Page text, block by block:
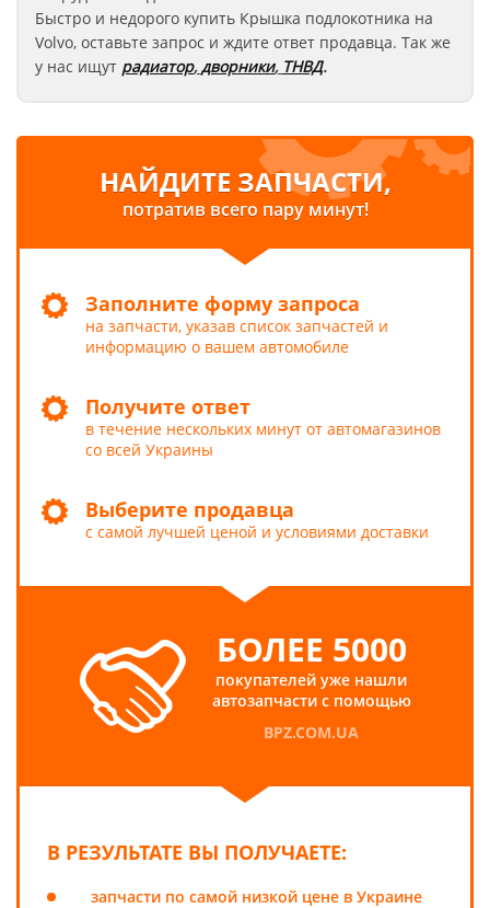
Быстро и недорого купить Крышка подлокотника на
Volvo, оставьте запрос и ждите ответ продавца. Так же
у нас ищут радиатор,дворники, ТНВД.
НАЙДИТЕ ЗАПЧАСТИ,
потратив всего пару минут!
Заполните форму запроса
на запчасти, указав список запчастей и
информацию о вашем автомобиле
Получите ответ
в течение нескольких минут от автомагазинов
со всей Украины
Выберите продавца
с самой лучшей ценой и условиями доставки
БОЛЕЕ 5000
покупателей уже нашли
автозапчасти с помощью
BPZ.COM.UA
В РЕЗУЛЬТАТЕ ВЫ ПОЛУЧАЕТЕ:
запчасти по самой низкой цене в Украине